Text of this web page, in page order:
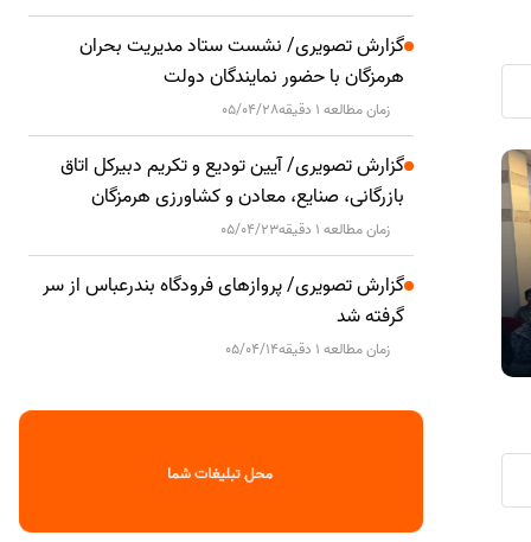
فرماندار
جنایات آمریکا اعتبار نهادهای بین‌المللی را
زیر سوال برده است
گزارش تصویری/ نشست ستاد مدیریت بحران
هرمزگان با حضور نمایندگان دولت
زمان مطالعه 1 دقیقه 05/04/28
گزارش تصویری/ آیین تودیع و تکریم دبیرکل اتاق
بازرگانی، صنایع، معادن و کشاورزی هرمزگان
زمان مطالعه 1 دقیقه 05/04/23
گزارش تصویری/ پروازهای فرودگاه بندرعباس از سر
گرفته شد
زمان مطالعه 1 دقیقه 05/04/14